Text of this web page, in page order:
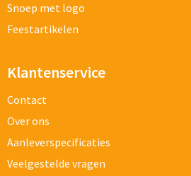
Snoep met logo
Feestartikelen
Klantenservice
Contact
Over ons
Aanleverspecificaties
Veelgestelde vragen